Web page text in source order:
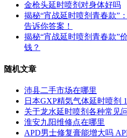
金枪头延时喷剂对身体好吗
揭秘“宵战延时喷剂青春款”
告诉你答案！
揭秘“宵战延时喷剂青春款”
钱？
随机文章
沛县二手市场在哪里
日本GXP精気气体延时喷剂
关于龙水延时喷剂各种常见
淮安九阳维修点在哪里
APD男士修复膏能增大吗